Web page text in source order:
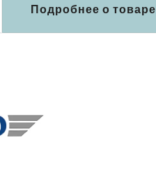
Подробнее о товаре